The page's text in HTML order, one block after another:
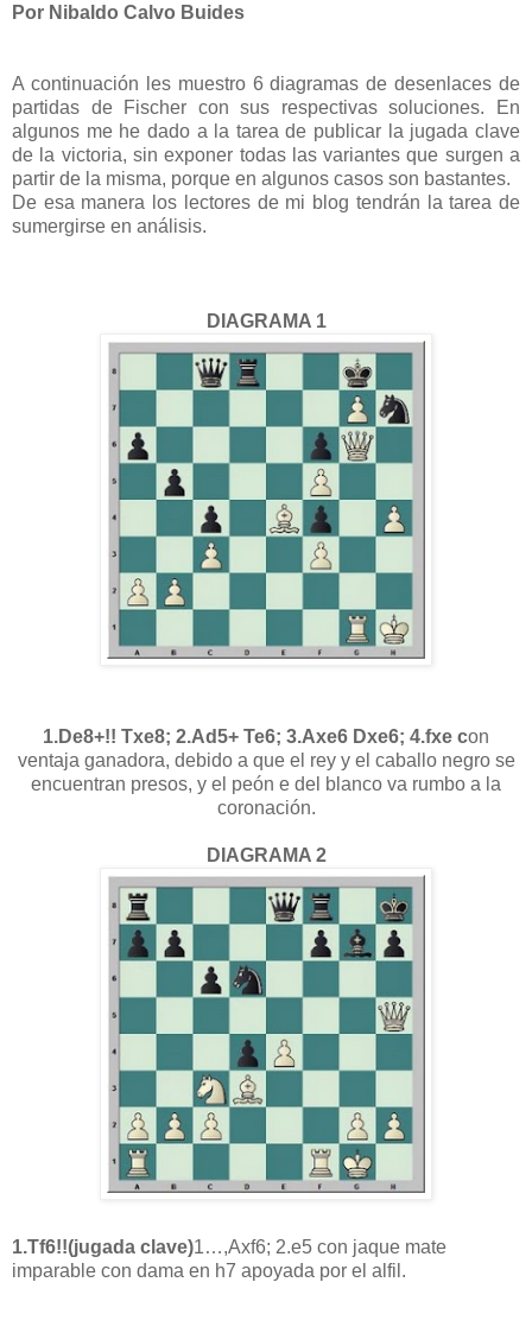
Por Nibaldo Calvo Buides
A continuación les muestro 6 diagramas de desenlaces de
partidas de Fischer con sus respectivas soluciones. En
algunos me he dado a la tarea de publicar la jugada clave
de la victoria, sin exponer todas las variantes que surgen a
partir de la misma, porque en algunos casos son bastantes.
De esa manera los lectores de mi blog tendrán la tarea de
sumergirse en análisis.
DIAGRAMA 1
1.De8+!! Txe8; 2.Ad5+ Te6; 3.Axe6 Dxe6; 4.fxe con
ventaja ganadora, debido a que el rey y el caballo negro se
encuentran presos, y el peón e del blanco va rumbo a la
coronación.
DIAGRAMA 2
1.Tf6!!(jugada clave)1…,Axf6; 2.e5 con jaque mate
imparable con dama en h7 apoyada por el alfil.